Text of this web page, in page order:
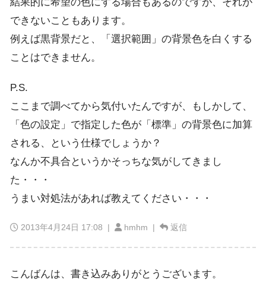
できないこともあります。
例えば黒背景だと、「選択範囲」の背景色を白くする
ことはできません。
P.S.
ここまで調べてから気付いたんですが、もしかして、
「色の設定」で指定した色が「標準」の背景色に加算
される、という仕様でしょうか？
なんか不具合というかそっちな気がしてきまし
た・・・
うまい対処法があれば教えてください・・・
2013年4月24日 17:08 | hmhm | 返信
こんばんは、書き込みありがとうございます。